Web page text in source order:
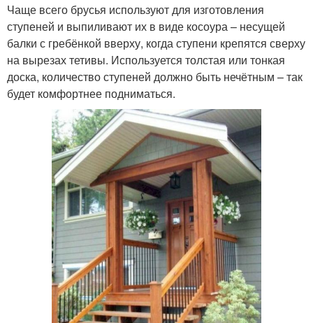
Чаще всего брусья используют для изготовления
ступеней и выпиливают их в виде косоура – несущей
балки с гребёнкой вверху, когда ступени крепятся сверху
на вырезах тетивы. Используется толстая или тонкая
доска, количество ступеней должно быть нечётным – так
будет комфортнее подниматься.